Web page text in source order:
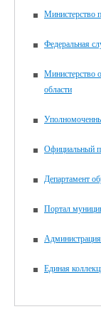
Министерство
Федеральная
Министерство
области
Официальный
Департамент
Портал
Единая